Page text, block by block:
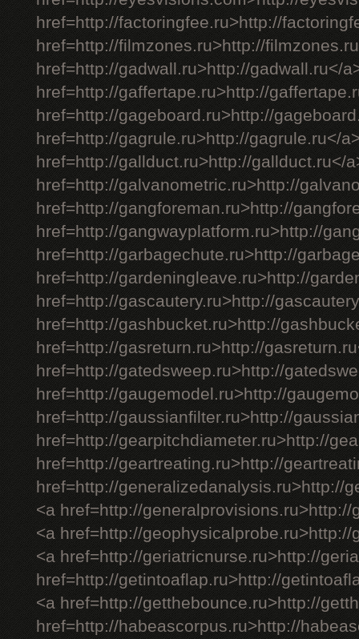
href=http://factoringfee.ru>http://
href=http://filmzones.ru>http://
href=http://gadwall.ru>http://gadwall.ru</
href=http://gaffertape.ru>http://
href=http://gageboard.ru>http://
href=http://gagrule.ru>http://gagrule.ru</
href=http://gallduct.ru>http://gallduct.ru</
href=http://galvanometric.ru>http://
href=http://gangforeman.ru>http://
href=http://gangwayplatform.ru>http://
href=http://garbagechute.ru>http://
href=http://gardeningleave.ru>http://
href=http://gascautery.ru>http://
href=http://gashbucket.ru>http://
href=http://gasreturn.ru>http://
href=http://gatedsweep.ru>http://
href=http://gaugemodel.ru>http://
href=http://gaussianfilter.ru>http://
href=http://gearpitchdiameter.ru>http://
href=http://geartreating.ru>http://
href=http://generalizedanalysis.ru>http://
<a href=http://
<a href=http://
<a href=http://geriatricnurse.ru>http://
href=http://getintoaflap.ru>http://
<a href=http://getthebounce.ru>http://
href=http://habeascorpus.ru>http://